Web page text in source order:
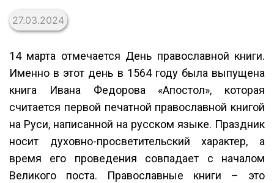
27.03.2024
14 марта отмечается День православной книги.
Именно в этот день в 1564 году была выпущена
книга Ивана Федорова «Апостол», которая
считается первой печатной православной книгой
на Руси, написанной на русском языке. Праздник
носит духовно-просветительский характер, а
время его проведения совпадает с началом
Великого поста. Православные книги – это